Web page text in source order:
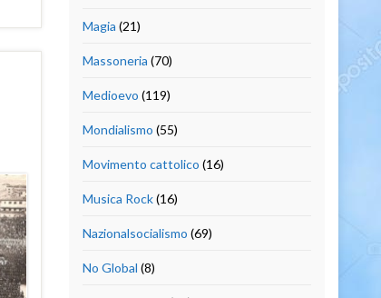
Magia (21)
Massoneria (70)
Medioevo (119)
Mondialismo (55)
Movimento cattolico (16)
Musica Rock(16)
Nazionalsocialismo (69)
No Global (8)